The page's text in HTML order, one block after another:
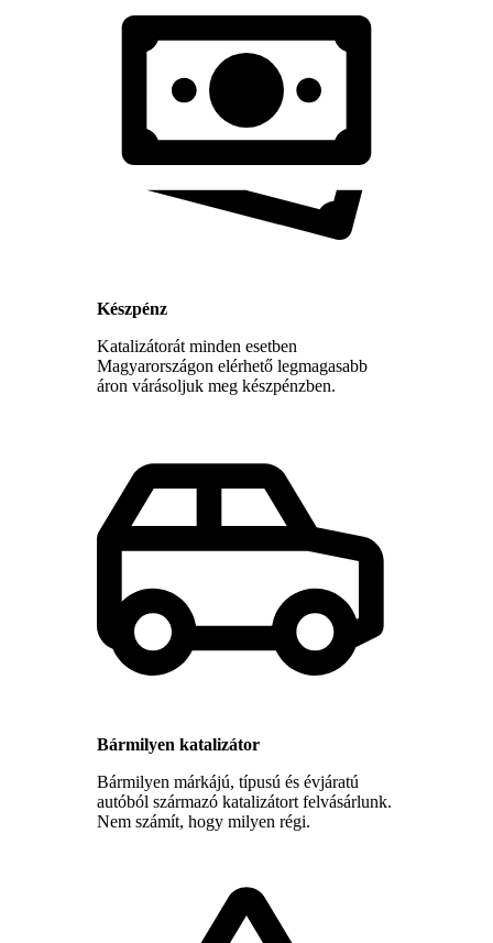
Készpénz
Katalizátorát minden esetben
Magyarországon elérhető legmagasabb
áron várásoljuk meg készpénzben.
Bármilyen katalizátor
Bármilyen márkájú, típusú és évjáratú
autóból származó katalizátort felvásárlunk.
Nem számít, hogy milyen régi.